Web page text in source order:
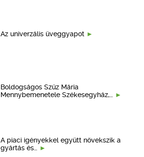
Az univerzális üveggyapot
Boldogságos Szűz Mária
Mennybemenetele Székesegyház,…
A piaci igényekkel együtt növekszik a
gyártás és…